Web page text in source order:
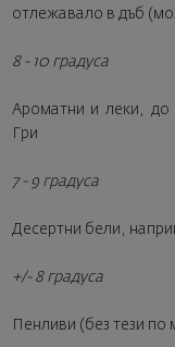
отлежавало в дъб
8 - 10 градуса
Ароматни и леки, до
Гри
7 - 9 градуса
Десертни бели,
+/- 8 градуса
Пенливи (без тези